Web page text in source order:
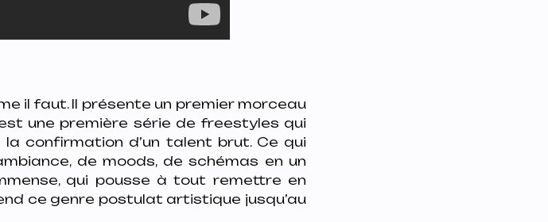
il faut. Il présente un premier morceau
une première série de freestyles qui
confirmation d’un talent brut. Ce qui
de moods, de schémas en un
qui pousse à tout remettre en
ce genre postulat artistique jusqu’au